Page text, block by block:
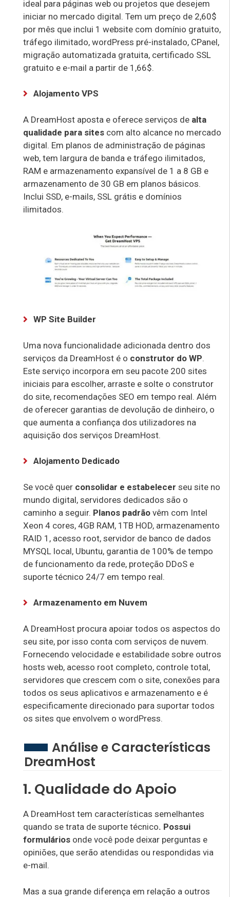
ideal para páginas web ou projetos que desejem
iniciar no mercado digital. Tem um preço de 2,60$
por mês que inclui 1 website com domínio gratuito,
tráfego ilimitado, wordPress pré-instalado, CPanel,
migração automatizada gratuita, certificado SSL
gratuito e e-mail a partir de 1,66$.
Alojamento VPS
A DreamHost aposta e oferece serviços de alta
qualidade para sites com alto alcance no mercado
digital. Em planos de administração de páginas
web, tem largura de banda e tráfego ilimitados,
RAM e armazenamento expansível de 1 a 8 GB e
armazenamento de 30 GB em planos básicos.
Inclui SSD, e-mails, SSL grátis e domínios
ilimitados.
WP Site Builder
Uma nova funcionalidade adicionada dentro dos
serviços da DreamHost é o construtor do WP.
Este serviço incorpora em seu pacote 200 sites
iniciais para escolher, arraste e solte o construtor
do site, recomendações SEO em tempo real. Além
de oferecer garantias de devolução de dinheiro, o
que aumenta a confiança dos utilizadores na
aquisição dos serviços DreamHost.
Alojamento Dedicado
Se você quer consolidar e estabelecer seu site no
mundo digital, servidores dedicados são o
caminho a seguir. Planos padrão vêm com Intel
Xeon 4 cores, 4GB RAM, 1TB HOD, armazenamento
RAID 1, acesso root, servidor de banco de dados
MYSQL local, Ubuntu, garantia de 100% de tempo
de funcionamento da rede, proteção DDoS e
suporte técnico 24/7 em tempo real.
Armazenamento em Nuvem
A DreamHost procura apoiar todos os aspectos do
seu site, por isso conta com serviços de nuvem.
Fornecendo velocidade e estabilidade sobre outros
hosts web, acesso root completo, controle total,
servidores que crescem com o site, conexões para
todos os seus aplicativos e armazenamento e é
especificamente direcionado para suportar todos
os sites que envolvem o wordPress.
Análise e Características
DreamHost
1. Qualidade do Apoio
A DreamHost tem características semelhantes
quando se trata de suporte técnico. Possui
formulários onde você pode deixar perguntas e
opiniões, que serão atendidas ou respondidas via
e-mail.
Mas a sua grande diferença em relação a outros